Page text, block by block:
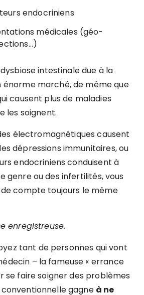
endocriniens
médicales (géo-
intestinale due à la
marché, de même que
causent plus de maladies
les soignent.
électromagnétiques causent
dépressions immunitaires, ou
endocriniens conduisent à
genre ou des infertilités, vous
compte toujours le même
enregistreuse.
tant de personnes qui vont
– la fameuse « errance
se faire soigner des problèmes
gagne à ne